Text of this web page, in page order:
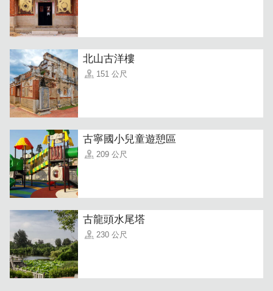
北山古洋樓
151 公尺
古寧國小兒童遊憩區
209 公尺
古龍頭水尾塔
230 公尺